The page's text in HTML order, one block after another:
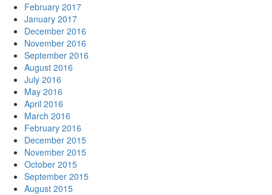
February 2017
January 2017
December 2016
November 2016
September 2016
August 2016
July 2016
May 2016
April 2016
March 2016
February 2016
December 2015
November 2015
October 2015
September 2015
August 2015